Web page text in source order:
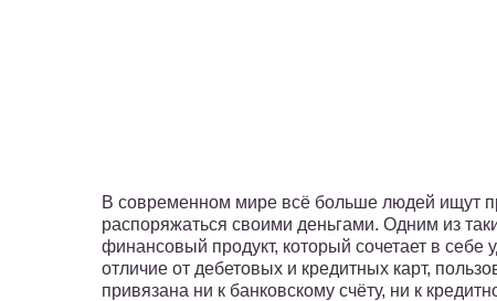
В современном мире всё больше людей ищут
распоряжаться своими деньгами. Одним из
финансовый продукт, который сочетает в себе
отличие от дебетовых и кредитных карт,
привязана ни к банковскому счёту, ни к